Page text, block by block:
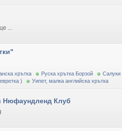
...
хрътка Руска хрътка Борзой
Салуки
)
Уипет, малка английска хрътка
Нюфаундленд Клуб